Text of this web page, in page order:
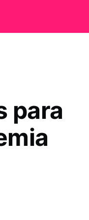
para